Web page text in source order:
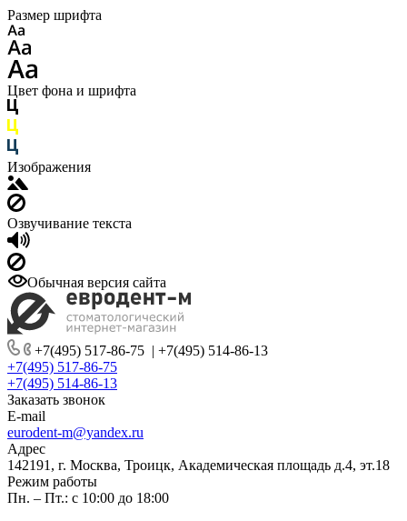
Размер шрифта
Цвет фона и шрифта
Изображения
Озвучивание текста
Обычная версия сайта
+7(495) 517-86-75 | +7(495) 514-86-13
+7(495) 517-86-75
+7(495) 514-86-13
Заказать звонок
E-mail
eurodent-m@yandex.ru
Адрес
142191, г. Москва, Троицк, Академическая площадь д.4, эт.18
Режим работы
Пн. – Пт.: с 10:00 до 18:00